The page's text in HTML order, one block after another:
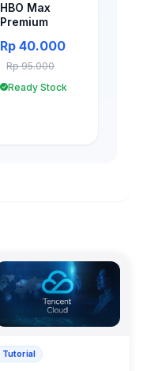
HBO Max
Premium
Rp 40.000
Rp 95.000
Ready Stock
Tutorial